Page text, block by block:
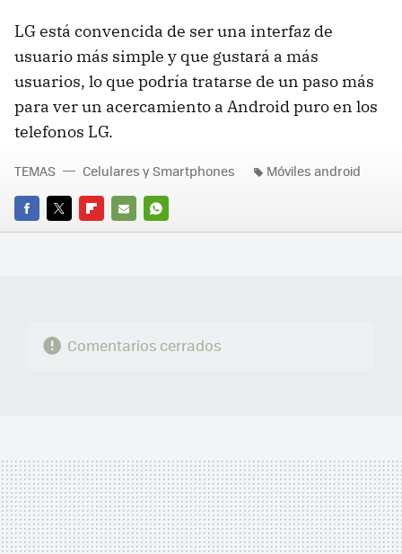
LG está convencida de ser una interfaz de
usuario más simple y que gustará a más
usuarios, lo que podría tratarse de un paso más
para ver un acercamiento a Android puro en los
telefonos LG.
FACEBOOK
TWITTERFLIPBOARD
E-
WHATSAPP
TEMAS Celulares y Smartphones Móviles android
Comentarios cerrados